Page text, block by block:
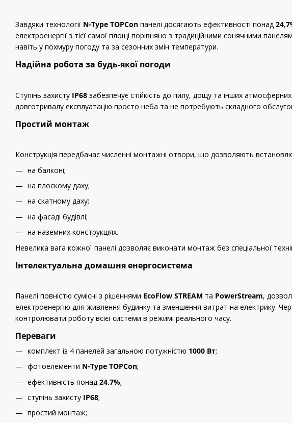
Завдяки технології N-Type TOPCon панелі досягають ефективності понад
електроенергії з тієї самої площі порівняно з традиційними сонячними
навіть у похмуру погоду та за сезонних змін температури.
Надійна робота за будь-якої погоди
Ступінь захисту IP68 забезпечує стійкість до пилу, дощу та інших
довготривалу експлуатацію просто неба та не потребують складного
Простий монтаж
Конструкція передбачає численні монтажні отвори, що дозволяють
на балконі;
на плоскому даху;
на скатному даху;
на фасаді будівлі;
на наземних конструкціях.
Невелика вага кожної панелі дозволяє виконати монтаж без спеціальної
Інтелектуальна домашня енергосистема
Панелі повністю сумісні з рішеннями EcoFlow STREAM та PowerStream,
електроенергію для живлення будинку та зменшення витрат на електрику.
контролювати роботу всієї системи в режимі реального часу.
Переваги
комплект із 4 панелей загальною потужністю 1000 Вт;
фотоелементи N-Type TOPCon;
ефективність понад 24,7%;
ступінь захисту IP68;
простий монтаж;